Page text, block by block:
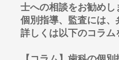
士への相談をお勧めし
個別指導、監査には
詳しくは以下のコラ